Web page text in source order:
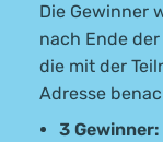
Die Gewinner
nach Ende
die mit der
Adresse
3 Gewinner: